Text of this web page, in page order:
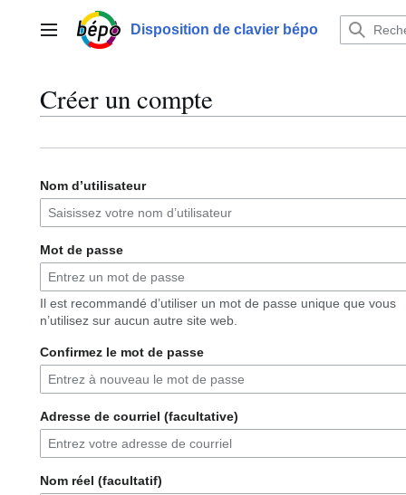
contenuMenu principalDisposition de clavier bépo
Créer un compte
Nom d’utilisateur
Mot de passe
Il est recommandé d’utiliser un mot de passe unique que vous
n’utilisez sur aucun autre site web.
Confirmez le mot de passe
Adresse de courriel (facultative)
Nom réel (facultatif)